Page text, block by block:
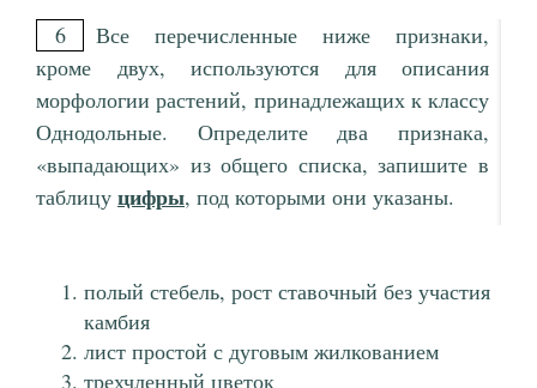
6
Все перечисленные ниже признаки,
кроме двух, используются для описания
морфологии растений, принадлежащих к классу
Однодольные. Определите два признака,
«выпадающих» из общего списка, запишите в
таблицу цифры, под которыми они указаны.
полый стебель, рост ставочный без участия
камбия
лист простой с дуговым жилкованием
трехчленный цветок